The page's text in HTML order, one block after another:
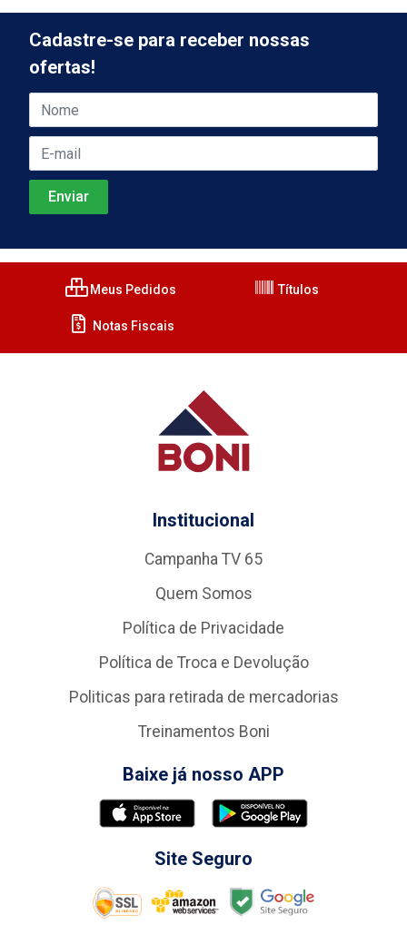
Cadastre-se para receber nossas
ofertas!
Meus Pedidos Títulos
Notas Fiscais
Institucional
Campanha TV 65
Quem Somos
Política de Privacidade
Política de Troca e Devolução
Politicas para retirada de mercadorias
Treinamentos Boni
Baixe já nosso APP
Site Seguro